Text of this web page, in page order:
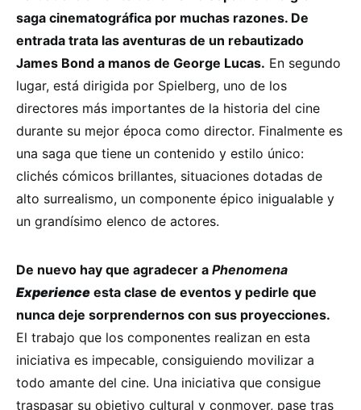
saga cinematográfica por muchas razones. De
entrada trata las aventuras de un rebautizado
James Bond a manos de George Lucas. En segundo
lugar, está dirigida por Spielberg, uno de los
directores más importantes de la historia del cine
durante su mejor época como director. Finalmente es
una saga que tiene un contenido y estilo único:
clichés cómicos brillantes, situaciones dotadas de
alto surrealismo, un componente épico inigualable y
un grandísimo elenco de actores.
De nuevo hay que agradecer a Phenomena
Experience esta clase de eventos y pedirle que
nunca deje sorprendernos con sus proyecciones.
El trabajo que los componentes realizan en esta
iniciativa es impecable, consiguiendo movilizar a
todo amante del cine. Una iniciativa que consigue
traspasar su objetivo cultural y conmover, pase tras